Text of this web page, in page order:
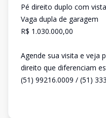
Pé direito duplo com
Vaga dupla de garagem
R$ 1.030.000,00
Agende sua visita e veja
direito que diferenciam
(51) 99216.0009 / (51)